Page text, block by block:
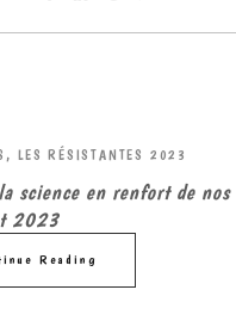
, LES RÉSISTANTES 2023
science en renfort de nos
2023
Reading